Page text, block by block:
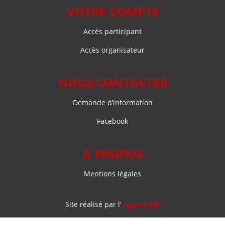
VOTRE COMPTE
Accès participant
Accès organisateur
NOUS CONTACTER
Demande d’information
Facebook
A PROPOS
Mentions légales
Site réalisé par l'Agence SW